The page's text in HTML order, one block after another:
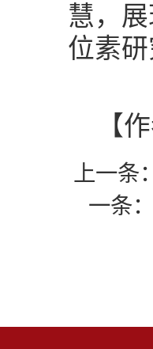
慧，
位素
【
上一条
一条